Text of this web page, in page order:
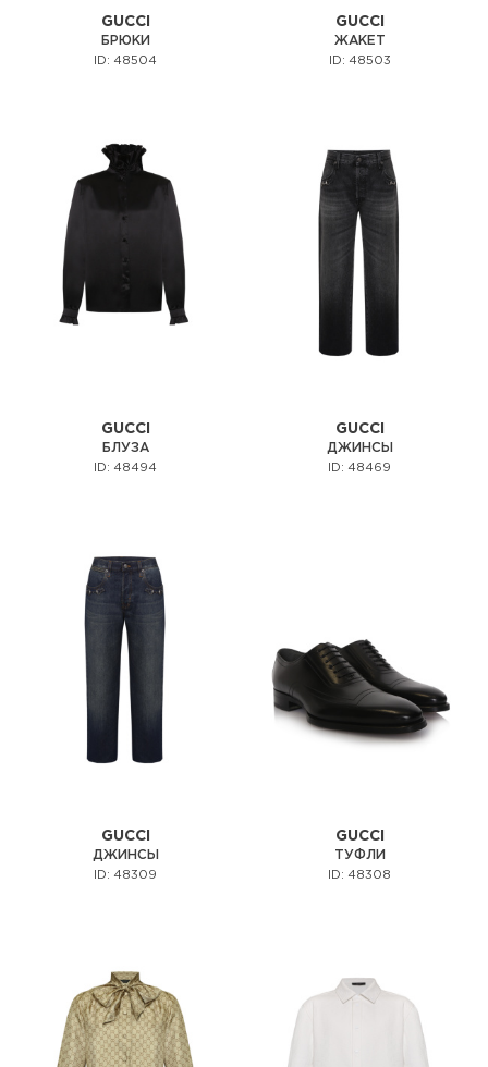
GUCCI
БРЮКИ
ID: 48504
GUCCI
ЖАКЕТ
ID: 48503
GUCCI
БЛУЗА
ID: 48494
GUCCI
ДЖИНСЫ
ID: 48469
GUCCI
ДЖИНСЫ
ID: 48309
GUCCI
ТУФЛИ
ID: 48308